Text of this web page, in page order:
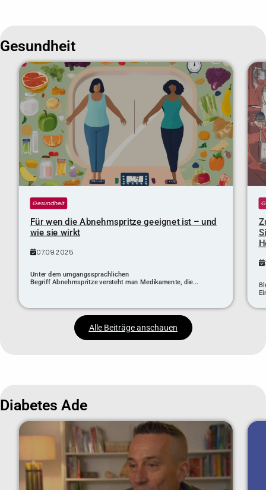
Gesundheit
Gesundheit
Für wen die Abnehmspritze geeignet ist – und
wie sie wirkt
07.09.2025
Unter dem umgangssprachlichen
Begriff Abnehmspritze versteht man Medikamente, die...
Alle Beiträge anschauen
Diabetes Ade